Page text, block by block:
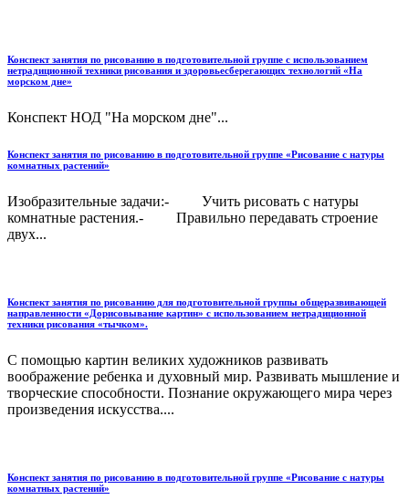
Конспект занятия по рисованию в подготовительной группе с использованием
нетрадиционной техники рисования и здоровьесберегающих технологий «На
морском дне»
Конспект НОД "На морском дне"...
Конспект занятия по рисованию в подготовительной группе «Рисование с натуры
комнатных растений»
Изобразительные задачи:- Учить рисовать с натуры
комнатные растения.- Правильно передавать строение
двух...
Конспект занятия по рисованию для подготовительной группы общеразвивающей
направленности «Дорисовывание картин» с использованием нетрадиционной
техники рисования «тычком».
С помощью картин великих художников развивать
воображение ребенка и духовный мир. Развивать мышление и
творческие способности. Познание окружающего мира через
произведения искусства....
Конспект занятия по рисованию в подготовительной группе «Рисование с натуры
комнатных растений»